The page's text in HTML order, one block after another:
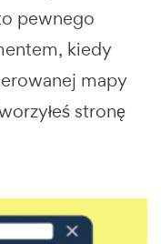
pewnego
kiedy
mapy
stronę